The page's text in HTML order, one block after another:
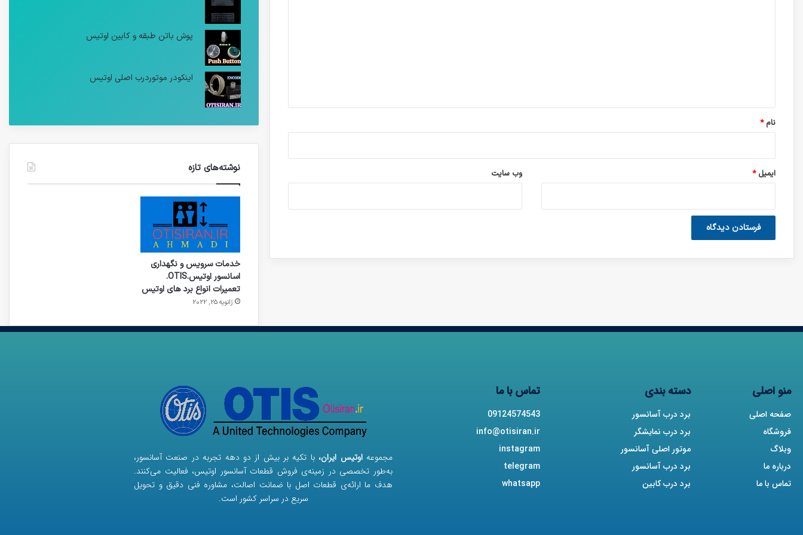
نام*
ایمیل* وب‌ سایت
پوش باتن طبقه و کابین اوتیس
اینکودر موتوردرب اصلی اوتیس
نوشته‌های تازه
خدمات سرویس و نگهداری
اسانسور اوتیس.OTIS.
تعمیرات انواع برد های اوتیس
ژانویه 25, 2022
منو اصلی
صفحه اصلی
فروشگاه
وبلاگ
درباره ما
تماس با ما
دسته بندی
برد درب آسانسور
برد درب نمایشگر
موتور اصلی آسانسور
برد درب آسانسور
برد درب کابین
تماس با ما
09124574543
info@otisiran.ir
instagram
telegram
whatsapp
مجموعهاوتیس ایران، با تکیه بر بیش از دو دهه تجربه در صنعت آسانسور،
به‌طور تخصصی در زمینه‌ی فروش قطعات آسانسور اوتیس، فعالیت می‌کنند.
هدف ما ارائه‌ی قطعات اصل با ضمانت اصالت، مشاوره فنی دقیق و تحویل
سریع در سراسر کشور است.